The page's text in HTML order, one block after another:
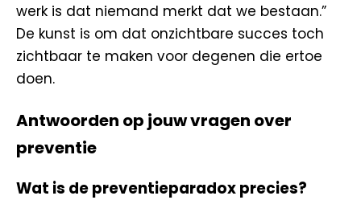
werk is dat niemand merkt dat we bestaan.”
De kunst is om dat onzichtbare succes toch
zichtbaar te maken voor degenen die ertoe
doen.
Antwoorden op jouw vragen over
preventie
Wat is de preventieparadox precies?